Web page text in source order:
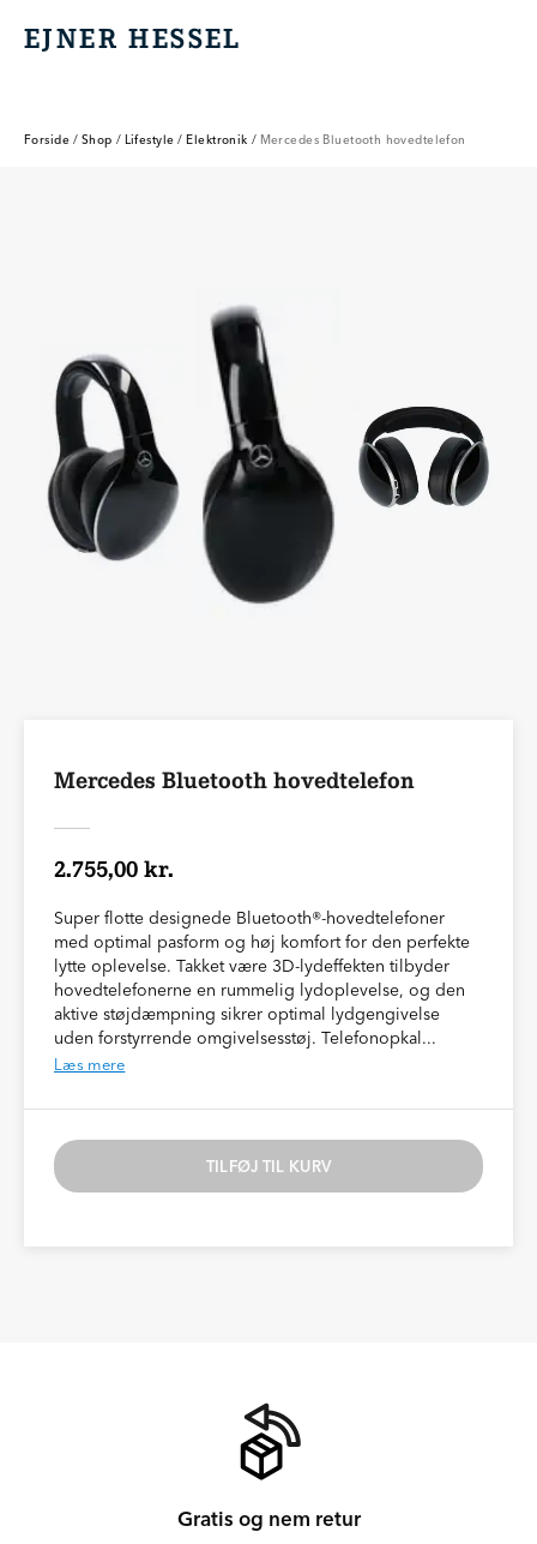
EJNER HESSEL
EJNER HESSEL
Forside / Shop / Lifestyle / Elektronik / Mercedes Bluetooth hovedtelefon
Mercedes Bluetooth hovedtelefon
2.755,00 kr.
Super flotte designede Bluetooth®-hovedtelefoner
med optimal pasform og høj komfort for den perfekte
lytte oplevelse. Takket være 3D-lydeffekten tilbyder
hovedtelefonerne en rummelig lydoplevelse, og den
aktive støjdæmpning sikrer optimal lydgengivelse
uden forstyrrende omgivelsesstøj. Telefonopkal...
Læs mere
TILFØJ TIL KURV
Gratis og nem retur